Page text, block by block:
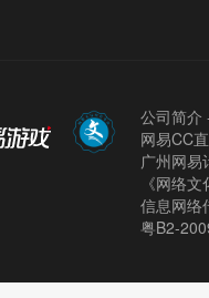
公司简介
网易CC
广州网
《网络
信息网络
粤B2-